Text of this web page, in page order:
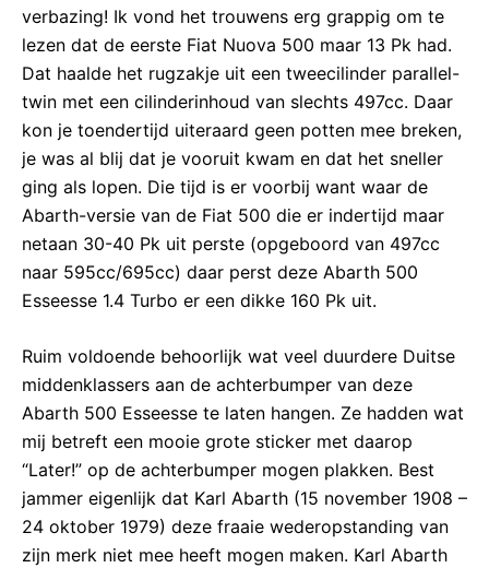
verbazing! Ik vond het trouwens erg grappig om te
lezen dat de eerste Fiat Nuova 500 maar 13 Pk had.
Dat haalde het rugzakje uit een tweecilinder parallel-
twin met een cilinderinhoud van slechts 497cc. Daar
kon je toendertijd uiteraard geen potten mee breken,
je was al blij dat je vooruit kwam en dat het sneller
ging als lopen. Die tijd is er voorbij want waar de
Abarth-versie van de Fiat 500 die er indertijd maar
netaan 30-40 Pk uit perste (opgeboord van 497cc
naar 595cc/695cc) daar perst deze Abarth 500
Esseesse 1.4 Turbo er een dikke 160 Pk uit.
Ruim voldoende behoorlijk wat veel duurdere Duitse
middenklassers aan de achterbumper van deze
Abarth 500 Esseesse te laten hangen. Ze hadden wat
mij betreft een mooie grote sticker met daarop
“Later!” op de achterbumper mogen plakken. Best
jammer eigenlijk dat Karl Abarth (15 november 1908 –
24 oktober 1979) deze fraaie wederopstanding van
zijn merk niet mee heeft mogen maken. Karl Abarth